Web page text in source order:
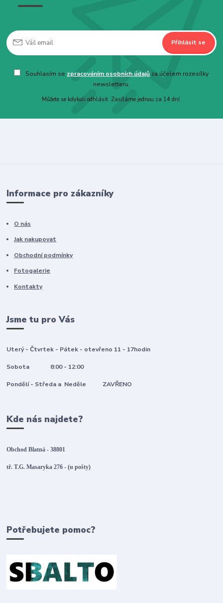
Přihlásit se
Souhlasím se zpracováním osobních údajů za účelem rozesílky
newsletteru.
Můžete se kdykoli odhlásit. Zasíláme jednou za 14 dní.
Informace pro zákazníky
O nás
Jak nakupovat
Obchodní podmínky
Fotogalerie
Kontakty
Jsme tu pro Vás
Uterý - Čtvrtek - Pátek - otevřeno 11 - 17hodin
Sobota 8:00 - 12:00
Pondělí - Středa a Neděle ZAVŘENO
Kde nás najdete?
Obchod Blatná - 38801
tř. T.G. Masaryka 276 - (u pošty)
Potřebujete pomoc?